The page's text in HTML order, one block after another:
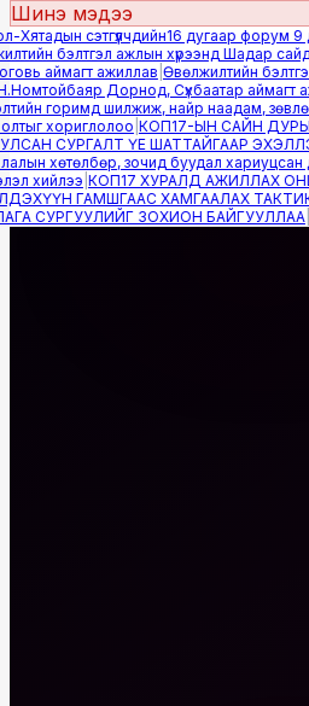
Шинэ мэдээ
сэтгүүлчдийн16 дугаар форум 9
бэлтгэл ажлын хүрээнд Шадар
аймагт ажиллав|Өвөлжилтийн
Дорнод, Сүхбаатар аймагт
горимд шилжиж, найр наадам,
хориглолоо|КОП17-ЫН САЙН
СУРГАЛТ ҮЕ ШАТТАЙГААР
хөтөлбөр, зочид буудал хариуцсан
хийлээ|КОП17 ХУРАЛД АЖИЛЛАХ
ГАМШГААС ХАМГААЛАХ
СУРГУУЛИЙГ ЗОХИОН БАЙГУУЛЛАА|